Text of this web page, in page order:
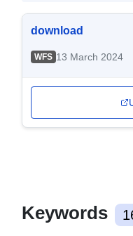
download
WFS 13 March 2024
Keywords